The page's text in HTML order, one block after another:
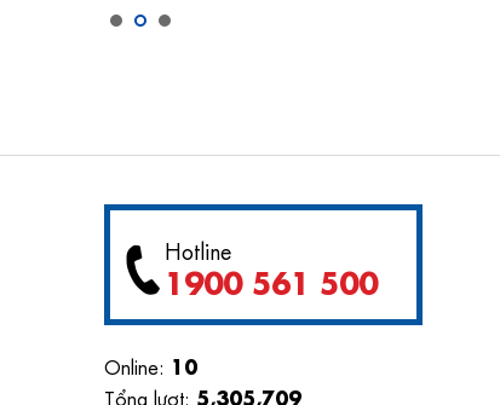
Hotline
1900 561 500
Online: 10
Tổng lượt: 5,305,709